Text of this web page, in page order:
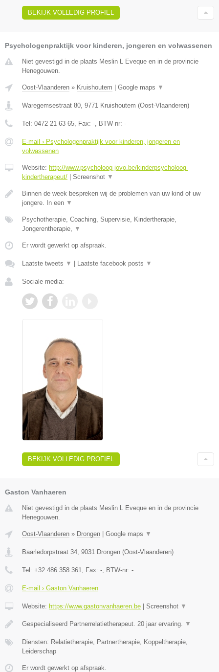
BEKIJK VOLLEDIG PROFIEL
Psychologenpraktijk voor kinderen, jongeren en volwassenen
Niet gevestigd in de plaats Meslin L Eveque en in de provincie
Henegouwen.
Oost-Vlaanderen » Kruishoutem Google maps ▼
Waregemsestraat 80, 9771 Kruishoutem (Oost-Vlaanderen)
Tel: 0472 21 63 65, Fax: -, BTW-nr: -
E-mail › Psychologenpraktijk voor kinderen, jongeren en
volwassenen
Website: http://www.psycholoog-jovo.be/kinderpsycholoog-
kindertherapeut/
Screenshot ▼
Binnen de week bespreken wij de problemen van uw kind of uw
jongere. In een ▼
Psychotherapie, Coaching, Supervisie, Kindertherapie,
Jongerentherapie, ▼
Er wordt gewerkt op afspraak.
Laatste tweets ▼ Laatste facebook posts ▼
Sociale media:
BEKIJK VOLLEDIG PROFIEL
Gaston Vanhaeren
Niet gevestigd in de plaats Meslin L Eveque en in de provincie
Henegouwen.
Oost-Vlaanderen » Drongen Google maps ▼
Baarledorpstraat 34, 9031 Drongen (Oost-Vlaanderen)
Tel: +32 486 358 361, Fax: -, BTW-nr: -
E-mail › Gaston Vanhaeren
Website: https://www.gastonvanhaeren.be Screenshot ▼
Gespecialiseerd Partnerrelatietherapeut. 20 jaar ervaring. ▼
Diensten: Relatietherapie, Partnertherapie, Koppeltherapie,
Leiderschap
Er wordt gewerkt op afspraak.